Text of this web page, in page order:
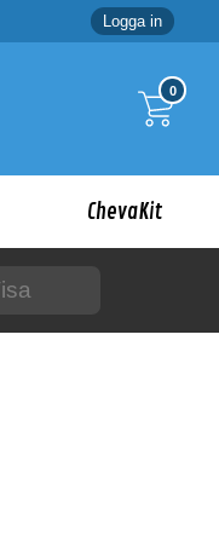
Logga in
0
ChevaKit